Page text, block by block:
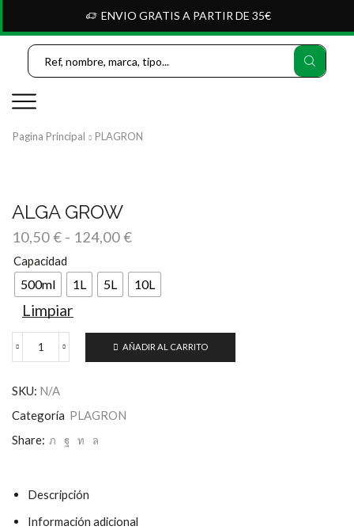
ENVIO GRATIS A PARTIR DE 35€
Pagina Principal PLAGRON
ALGA GROW
10,50€ - 124,00€Rango
precios:
desde
10,50 €
124,00 €
Capacidad
500ml 1L 5L 10L
Limpiar
ALGA
AÑADIR AL CARRITO
SKU: N/A
Categoría PLAGRON
Share:
Descripción
Información adicional